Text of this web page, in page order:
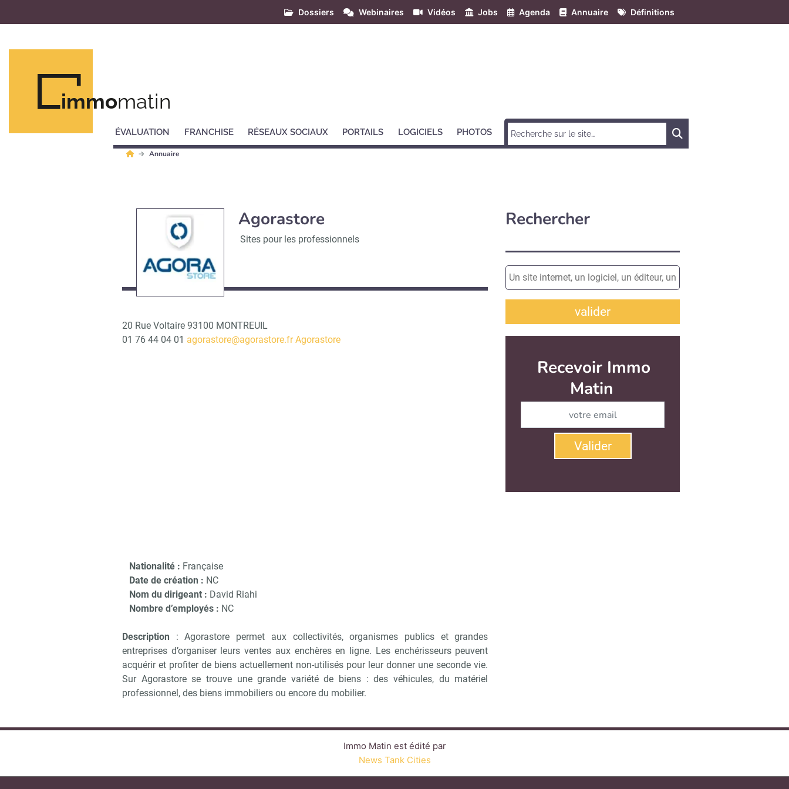
Dossiers Webinaires Vidéos Jobs Agenda Annuaire Définitions
immomatin
ÉVALUATION FRANCHISE RÉSEAUX SOCIAUX PORTAILS LOGICIELS PHOTOS
Annuaire
Agorastore
Sites pour les professionnels
20 Rue Voltaire 93100 MONTREUIL
01 76 44 04 01 agorastore@agorastore.fr Agorastore
Nationalité : Française
Date de création : NC
Nom du dirigeant : David Riahi
Nombre d’employés : NC
Description : Agorastore permet aux collectivités, organismes publics et grandes
entreprises d’organiser leurs ventes aux enchères en ligne. Les enchérisseurs peuvent
acquérir et profiter de biens actuellement non-utilisés pour leur donner une seconde vie.
Sur Agorastore se trouve une grande variété de biens : des véhicules, du matériel
professionnel, des biens immobiliers ou encore du mobilier.
Rechercher
valider
Recevoir Immo
Matin
Valider
Immo Matin est édité par
News Tank Cities